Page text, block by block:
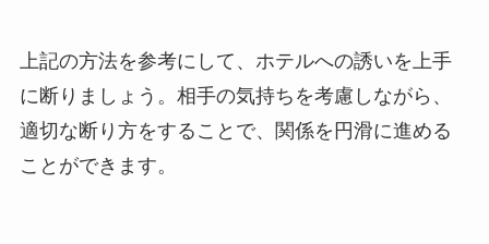
上記の方法を参考にして、ホテルへの誘いを上手
に断りましょう。相手の気持ちを考慮しながら、
適切な断り方をすることで、関係を円滑に進める
ことができます。